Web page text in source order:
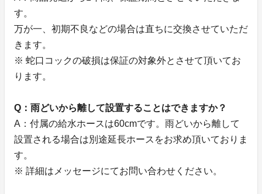
す。
万が一、初期不良などの場合は直ちに交換させていただ
きます。
※ 蛇口コックの破損は保証の対象外とさせて頂いてお
ります。
Q：雨どいから離して設置することはできますか？
A：付属の給水ホースは60cmです。雨どいから離して
設置される場合は別途延長ホースをお求め頂いておりま
す。
※ 詳細はメッセージにてお問い合わせください。